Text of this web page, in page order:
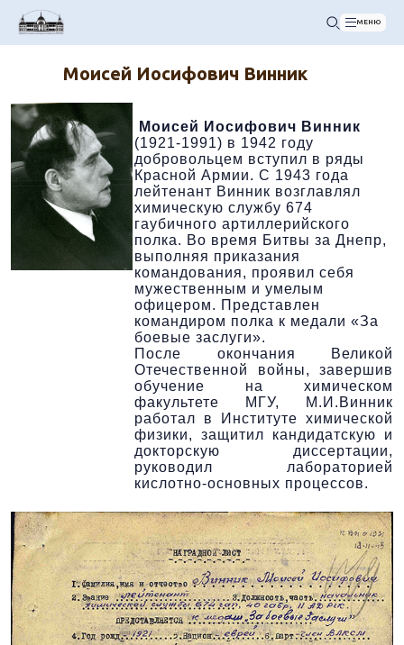
МЕНЮ
Моисей Иосифович Винник
Моисей Иосифович Винник
(1921-1991) в 1942 году
добровольцем вступил в ряды
Красной Армии. С 1943 года
лейтенант Винник возглавлял
химическую службу 674
гаубичного артиллерийского
полка. Во время Битвы за Днепр,
выполняя приказания
командования, проявил себя
мужественным и умелым
офицером. Представлен
командиром полка к медали «За
боевые заслуги».
После окончания Великой
Отечественной войны, завершив
обучение на химическом
факультете МГУ, М.И.Винник
работал в Институте химической
физики, защитил кандидатскую и
докторскую диссертации,
руководил лабораторией
кислотно-основных процессов.